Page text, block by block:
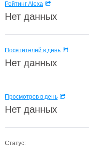
Рейтинг Alexa
Нет данных
Посетителей в день
Нет данных
Просмотров в день
Нет данных
Статус: